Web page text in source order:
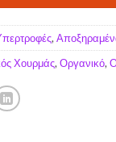
,
Χουρμάς, Οργανικό,